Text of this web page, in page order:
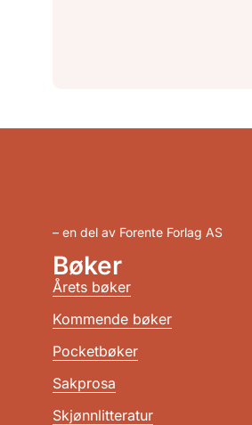
– en del av Forente Forlag AS
Bøker
Årets bøker
Kommende bøker
Pocketbøker
Sakprosa
Skjønnlitteratur